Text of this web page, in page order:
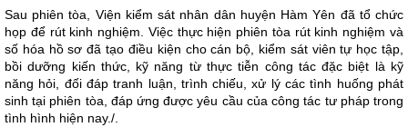
Sau phiên tòa, Viện kiểm sát nhân dân huyện Hàm Yên đã tổ chức
họp để rút kinh nghiệm. Việc thực hiện phiên tòa rút kinh nghiệm và
số hóa hồ sơ đã tạo điều kiện cho cán bộ, kiểm sát viên tự học tập,
bồi dưỡng kiến thức, kỹ năng từ thực tiễn công tác đặc biệt là kỹ
năng hỏi, đối đáp tranh luận, trình chiếu, xử lý các tình huống phát
sinh tại phiên tòa, đáp ứng được yêu cầu của công tác tư pháp trong
tình hình hiện nay./.